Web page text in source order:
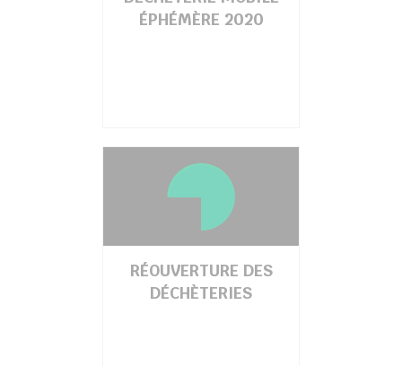
ÉPHÉMÈRE 2020
RÉOUVERTURE DES
DÉCHÈTERIES